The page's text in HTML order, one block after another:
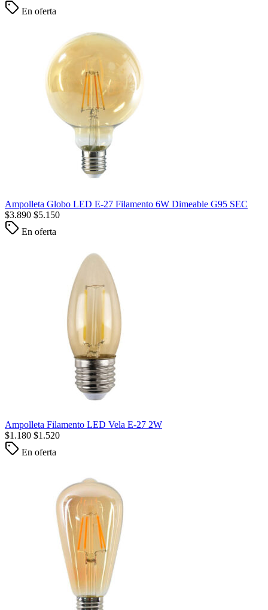
En oferta
Ampolleta Globo LED E-27 Filamento 6W Dimeable G95 SEC
$3.890 $5.150
En oferta
Ampolleta Filamento LED Vela E-27 2W
$1.180 $1.520
En oferta